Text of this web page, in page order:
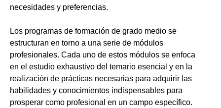
necesidades y preferencias.
Los programas de formación de grado medio se
estructuran en torno a una serie de módulos
profesionales. Cada uno de estos módulos se enfoca
en el estudio exhaustivo del temario esencial y en la
realización de prácticas necesarias para adquirir las
habilidades y conocimientos indispensables para
prosperar como profesional en un campo específico.